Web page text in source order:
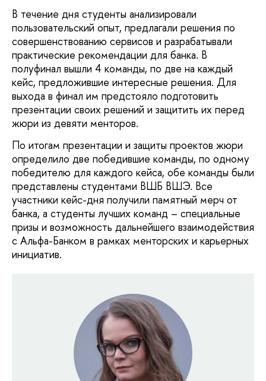
В течение дня студенты анализировали
пользовательский опыт, предлагали решения по
совершенствованию сервисов и разрабатывали
практические рекомендации для банка. В
полуфинал вышли 4 команды, по две на каждый
кейс, предложившие интересные решения. Для
выхода в финал им предстояло подготовить
презентации своих решений и защитить их перед
жюри из девяти менторов.
По итогам презентации и защиты проектов жюри
определило две победившие команды, по одному
победителю для каждого кейса, обе команды были
представлены студентами ВШБ ВШЭ. Все
участники кейс-дня получили памятный мерч от
банка, а студенты лучших команд – специальные
призы и возможность дальнейшего взаимодействия
с Альфа-Банком в рамках менторских и карьерных
инициатив.